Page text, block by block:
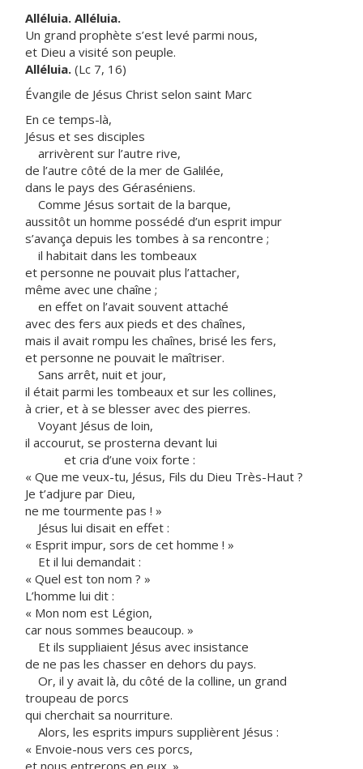
Alléluia. Alléluia.
Un grand prophète s’est levé parmi nous,
et Dieu a visité son peuple.
Alléluia. (Lc 7, 16)
Évangile de Jésus Christ selon saint Marc
En ce temps-là,
Jésus et ses disciples
arrivèrent sur l’autre rive,
de l’autre côté de la mer de Galilée,
dans le pays des Géraséniens.
Comme Jésus sortait de la barque,
aussitôt un homme possédé d’un esprit impur
s’avança depuis les tombes à sa rencontre ;
il habitait dans les tombeaux
et personne ne pouvait plus l’attacher,
même avec une chaîne ;
en effet on l’avait souvent attaché
avec des fers aux pieds et des chaînes,
mais il avait rompu les chaînes, brisé les fers,
et personne ne pouvait le maîtriser.
Sans arrêt, nuit et jour,
il était parmi les tombeaux et sur les collines,
à crier, et à se blesser avec des pierres.
Voyant Jésus de loin,
il accourut, se prosterna devant lui
et cria d’une voix forte :
« Que me veux-tu, Jésus, Fils du Dieu Très-Haut ?
Je t’adjure par Dieu,
ne me tourmente pas ! »
Jésus lui disait en effet :
« Esprit impur, sors de cet homme ! »
Et il lui demandait :
« Quel est ton nom ? »
L’homme lui dit :
« Mon nom est Légion,
car nous sommes beaucoup. »
Et ils suppliaient Jésus avec insistance
de ne pas les chasser en dehors du pays.
Or, il y avait là, du côté de la colline, un grand
troupeau de porcs
qui cherchait sa nourriture.
Alors, les esprits impurs supplièrent Jésus :
« Envoie-nous vers ces porcs,
et nous entrerons en eux. »